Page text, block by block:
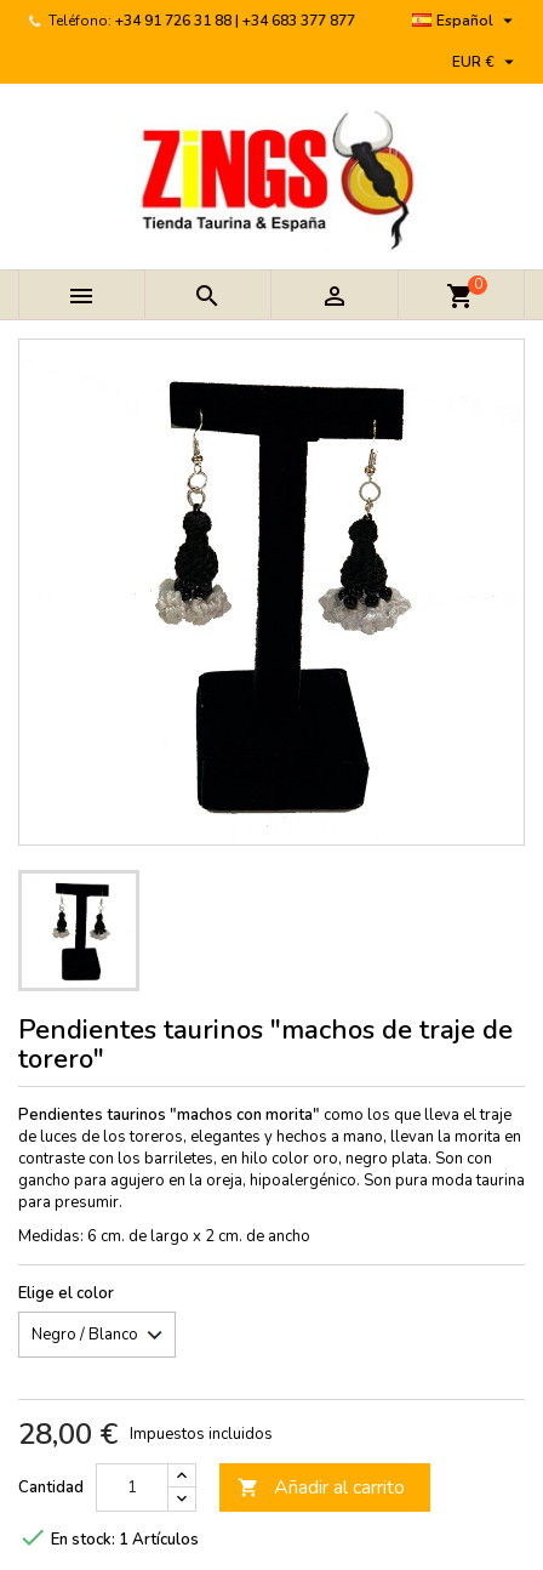
Teléfono: +34 91 726 31 88 | +34 683 377 877 Español 
EUR € 
   shopping_cart0
Pendientes taurinos "machos de traje de
torero"
Pendientes taurinos "machos con morita" como los que lleva el traje
de luces de los toreros, elegantes y hechos a mano, llevan la morita en
contraste con los barriletes, en hilo color oro, negro plata. Son con
gancho para agujero en la oreja, hipoalergénico. Son pura moda taurina
para presumir.
Medidas: 6 cm. de largo x 2 cm. de ancho
Elige el color
28,00 € Impuestos incluidos
Cantidad  Añadir al carrito
 En stock: 1 Artículos